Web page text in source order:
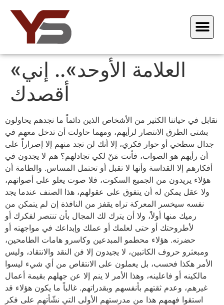
«العلامة الأوحد».. إني
أقصدك
نقابل في حياتنا الكثير من الأشخاص الذين دائماً ما نجدهم يحاولون
بشتى الطرق الانتصار لرأيهم، ومهما حاولت أن تدخل معهم في
جدال سطحي أو حوار فكري، إلا أنك لن تجد منهم إلا إصراراً على
أن رأيهم هو الصواب، فأنت مَنْ لكي تجادلهم؟ هم لا يجدون في
أفكارهم إلا القداسة وأنها لا تقبل أو تحتمل المساس. والطامة أن
هؤلاء يريدون من الجميع السكوت، فلا صوت يعلو على أصواتهم،
ولا عقل يمكن له أن يتفوق على عقولهم، هذا الصنف عندما يجد
نفسه سيخسر المعركة تراه يقفز من النافذة إن لم يتمكن من
رميك منها أولاً، ولا أن يترك لك المجال بأن تنتصر لفكرك أو
لأطروحتك أو حتى لعلمك أو عملك وإبداعك في مواجهته أو
حضرته. هؤلاء محطمو المبدعين وكاسرو هامات الطامحين،
ومبعثرو حروف الكاتبين، لا يجيدون إلا فن النقد والانتقاد، وليس
الأمر هكذا فحسب، بل يعملون على الانتقاص من أي شيء ليسوا
مالكينه أو فاعلينه، وهذا الأمر لا ينم إلا عن جهلهم بقيمة أعمال
غيرهم، وعدم ثقتهم بأنفسهم وبقدراتهم. غالباً ما يكون هؤلاء قد
استقوا فهمهم هذا من مدرستهم الأولى التي نشّأتهم على فكر